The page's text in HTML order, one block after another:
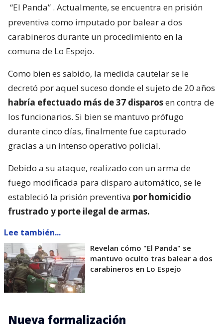
“El Panda” . Actualmente, se encuentra en prisión
preventiva como imputado por balear a dos
carabineros durante un procedimiento en la
comuna de Lo Espejo.
Como bien es sabido, la medida cautelar se le
decretó por aquel suceso donde el sujeto de 20 años
habría efectuado más de 37 disparosen contra de
los funcionarios. Si bien se mantuvo prófugo
durante cinco días, finalmente fue capturado
gracias a un intenso operativo policial.
Debido a su ataque, realizado con un arma de
fuego modificada para disparo automático, se le
estableció la prisión preventiva por homicidio
frustrado y porte ilegal de armas.
Lee también...
Revelan cómo "El Panda" se
mantuvo oculto tras balear a dos
carabineros en Lo Espejo
Nueva formalización